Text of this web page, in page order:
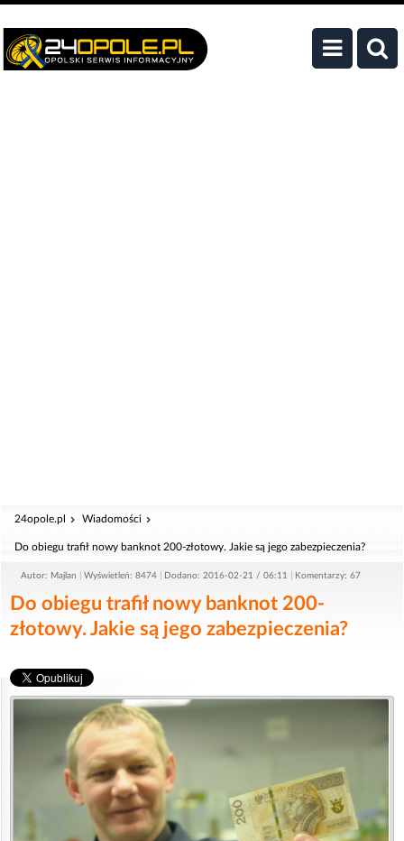
24opole.pl Wiadomości
Do obiegu trafił nowy banknot 200-złotowy. Jakie są jego zabezpieczenia?
Autor: Majlan Wyświetleń: 8474 Dodano: 2016-02-21 / 06:11 Komentarzy: 67
Do obiegu trafił nowy banknot 200-
złotowy. Jakie są jego zabezpieczenia?